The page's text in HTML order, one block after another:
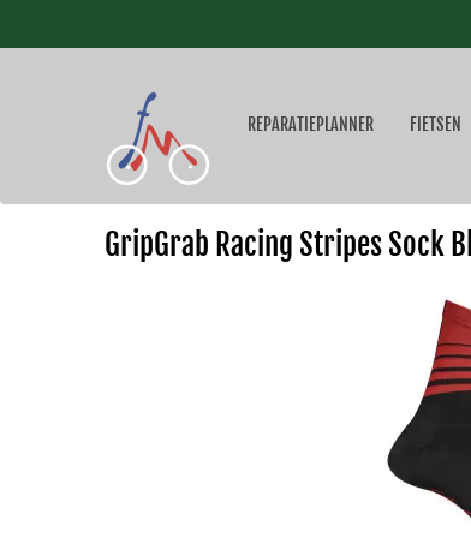
REPARATIEPLANNER FIETSEN
GripGrab Racing Stripes Sock